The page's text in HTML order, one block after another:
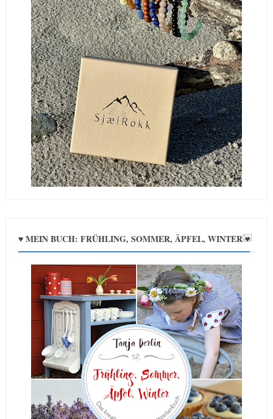
♥ MEIN BUCH: FRÜHLING, SOMMER, ÄPFEL, WINTER ♥